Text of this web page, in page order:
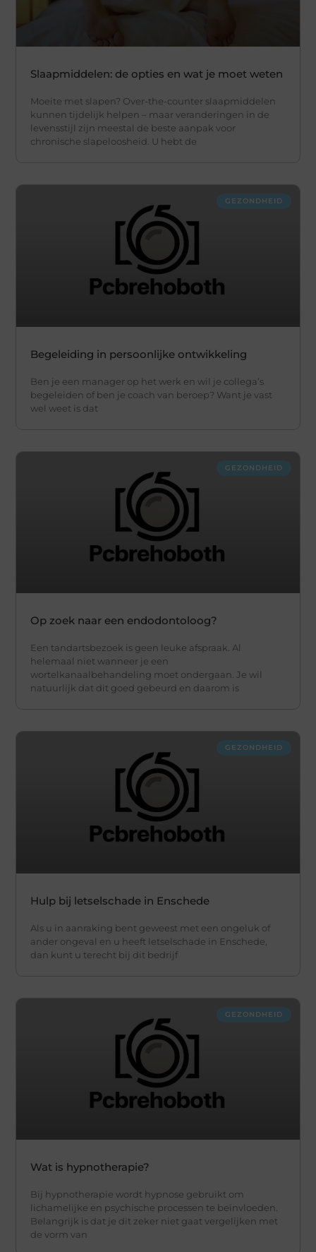
Slaapmiddelen: de opties en wat je moet weten
Moeite met slapen? Over-the-counter slaapmiddelen
kunnen tijdelijk helpen – maar veranderingen in de
levensstijl zijn meestal de beste aanpak voor
chronische slapeloosheid. U hebt de
GEZONDHEID
Begeleiding in persoonlijke ontwikkeling
Ben je een manager op het werk en wil je collega’s
begeleiden of ben je coach van beroep? Want je vast
wel weet is dat
GEZONDHEID
Op zoek naar een endodontoloog?
Een tandartsbezoek is geen leuke afspraak. Al
helemaal niet wanneer je een
wortelkanaalbehandeling moet ondergaan. Je wil
natuurlijk dat dit goed gebeurd en daarom is
GEZONDHEID
Hulp bij letselschade in Enschede
Als u in aanraking bent geweest met een ongeluk of
ander ongeval en u heeft letselschade in Enschede,
dan kunt u terecht bij dit bedrijf
GEZONDHEID
Wat is hypnotherapie?
Bij hypnotherapie wordt hypnose gebruikt om
lichamelijke en psychische processen te beïnvloeden.
Belangrijk is dat je dit zeker niet gaat vergelijken met
de vorm van